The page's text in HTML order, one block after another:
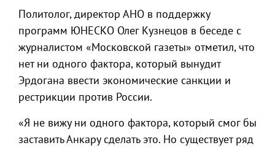
Политолог, директор АНО в поддержку
программ ЮНЕСКО Олег Кузнецов в беседе с
журналистом «Московской газеты» отметил, что
нет ни одного фактора, который вынудит
Эрдогана ввести экономические санкции и
рестрикции против России.
«Я не вижу ни одного фактора, который смог бы
заставить Анкару сделать это. Но существует ряд